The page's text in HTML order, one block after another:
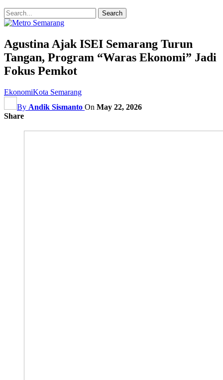
Agustina Ajak ISEI Semarang Turun
Tangan, Program “Waras Ekonomi” Jadi
Fokus Pemkot
EkonomiKota Semarang
By Andik Sismanto On May 22, 2026
Share